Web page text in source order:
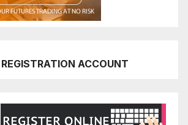
REGISTRATION ACCOUNT